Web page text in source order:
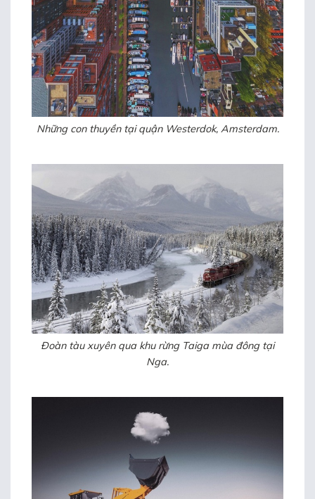
Những con thuyền tại quận Westerdok, Amsterdam.
Đoàn tàu xuyên qua khu rừng Taiga mùa đông tại
Nga.